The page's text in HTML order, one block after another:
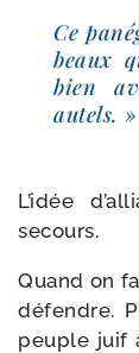
Ce
beaux
bien
autels.
L’idée
secours.
Quand on
défendre.
peuple juif